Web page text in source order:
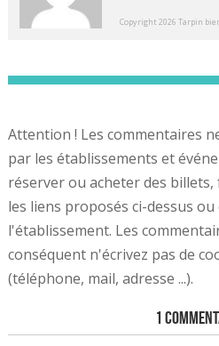
Copyright 2026 Tarpin
Attention ! Les commentaires
par les établissements et
réserver ou acheter des
les liens proposés ci-dessus
l'établissement. Les
conséquent n'écrivez pas de
(téléphone, mail, adresse ...).
1